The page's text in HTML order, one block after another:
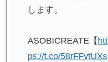
します。
ASOBICREATE【 htt
ps://t.co/58rFFvtUXs